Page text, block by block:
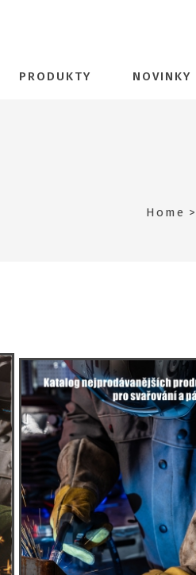
PRODUKTY NOVINKY
Home